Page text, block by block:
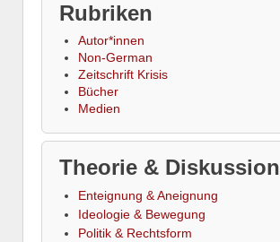
Rubriken
Autor*innen
Non-German
Zeitschrift Krisis
Bücher
Medien
Theorie & Diskussion
Enteignung & Aneignung
Ideologie & Bewegung
Politik & Rechtsform